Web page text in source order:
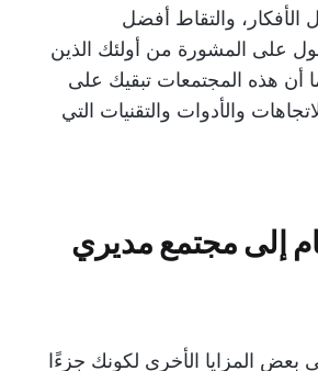
الأفكار، والتقاط أفضل
على المشورة من أولئك الذين
أن هذه المجتمعات تبقيك على
والأدوات والتقنيات التي
إلى مجتمع مديري
بعض المزايا الأخرى لكونك جزءًا